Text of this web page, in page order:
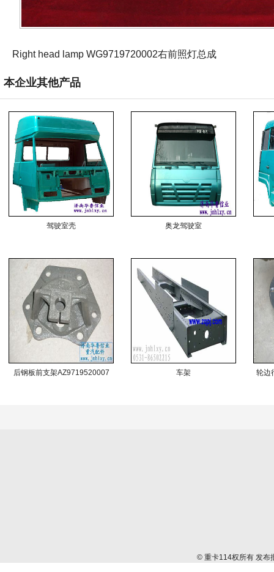
Right head lamp WG9719720002右前照灯总成
本企业其他产品
驾驶室壳 奥龙驾驶室
后钢板前支架AZ9719520007 车架 轮边
© 重卡114权所有 发布